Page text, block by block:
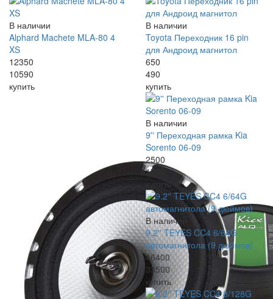
В наличии
Alphard Machete MLA-80 4
XS
12350
10590
купить
В наличии
Toyota Переходник 16 pin
для Андроид магнитол
650
490
купить
В наличии
9'' Переходная рамка Kia
Sorento 06-09
2500
1700
купить
В наличии
9.2'' TEYES CC4 6/64G
автомагнитола (9 дюймов)
46400
33500
купить